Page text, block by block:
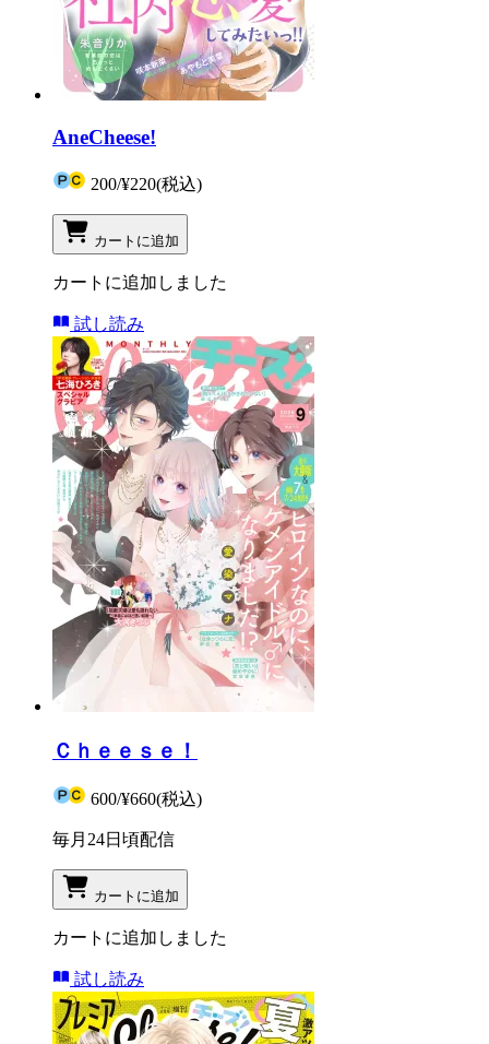
AneCheese!
200/¥220(税込)
カートに追加
カートに追加しました
試し読み
Ｃｈｅｅｓｅ！
600/¥660(税込)
毎月24日頃配信
カートに追加
カートに追加しました
試し読み